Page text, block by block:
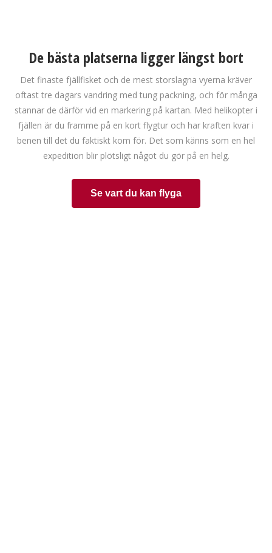
De bästa platserna ligger längst bort
Det finaste fjällfisket och de mest storslagna vyerna kräver
oftast tre dagars vandring med tung packning, och för många
stannar de därför vid en markering på kartan. Med helikopter i
fjällen är du framme på en kort flygtur och har kraften kvar i
benen till det du faktiskt kom för. Det som känns som en hel
expedition blir plötsligt något du gör på en helg.
Se vart du kan flyga